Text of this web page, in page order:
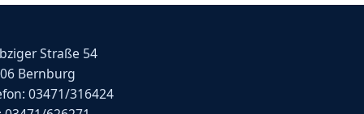
Straße 54
Bernburg
03471/316424